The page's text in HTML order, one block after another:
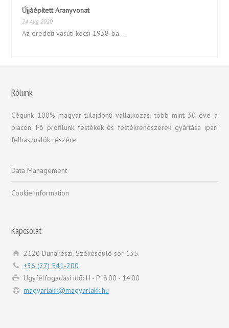
Újjáépített Aranyvonat
24 Aug 2020
Az eredeti vasúti kocsi 1938-ba...
Rólunk
Cégünk 100% magyar tulajdonú vállalkozás, több mint 30 éve a
piacon. Fő profilunk festékek és festékrendszerek gyártása ipari
felhasználók részére.
Data Management
Cookie information
Kapcsolat
2120 Dunakeszi, Székesdűlő sor 135.
+36 (27) 541-200
Ügyfélfogadási idő: H - P: 8:00 - 14:00
magyarlakk@magyarlakk.hu